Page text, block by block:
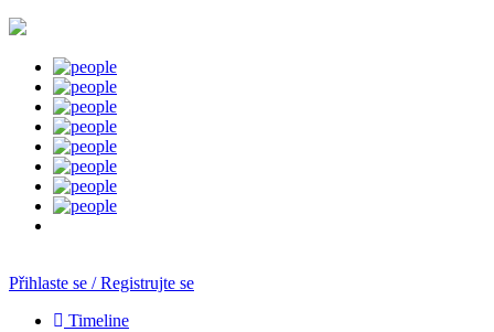
Přihlaste se / Registrujte se
Timeline